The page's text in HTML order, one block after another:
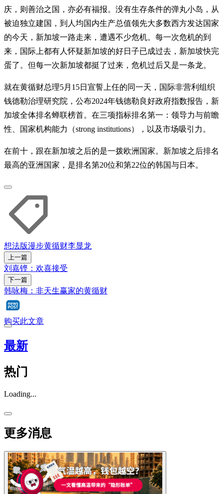
庆，则善治之国，亦必有福报。没有生存条件的弹丸小岛，从
被迫独立建国，到人均国内生产总值领先大多数西方发达国家
的今天，新加坡一路走来，遭遇不少危机。每一次危机的到
来，国际上都有人怀疑新加坡的好日子已成过去，新加坡快完
蛋了。但每一次新加坡都挺了过来，危机过后又是一条龙。
就在黄循财总理5月15日宣誓上任的同一天，国际非营利组织
钱德勒治理研究院，公布2024年钱德勒良好政府指数报告，新
加坡全体排名蝉联榜首。在三项指标排名第一：领导力与前瞻
性、国家机构能力（strong institutions），以及市场吸引力。
在前十，跟在新加坡之后的是一拨欧洲国家。新加坡之后排名
最高的亚洲国家，是排名第20位和第22位的韩国与日本。
想法版漫步黄循财李显龙
上一篇
刘嘉铿：欢喜接受
下一篇
韩咏梅：非天生赢家的黄循财
购买此文章
最新
热门
Loading...
更多消息